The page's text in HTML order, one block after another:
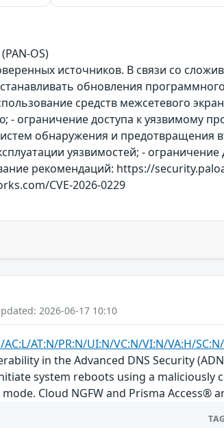
OS)
источников. В связи со
обновления
средств межсетевого
ограничение доступа к уязвимому
обнаружения и
уязвимостей; -
рекомендаций: https://
CVE-2026-0229
2026-06-17 10:10
AC:L/AT:N/PR:N/UI:N/VC:N/VI:N/VA:H/
in the Advanced DNS Security
system reboots using a
Cloud NGFW and Prisma Access®